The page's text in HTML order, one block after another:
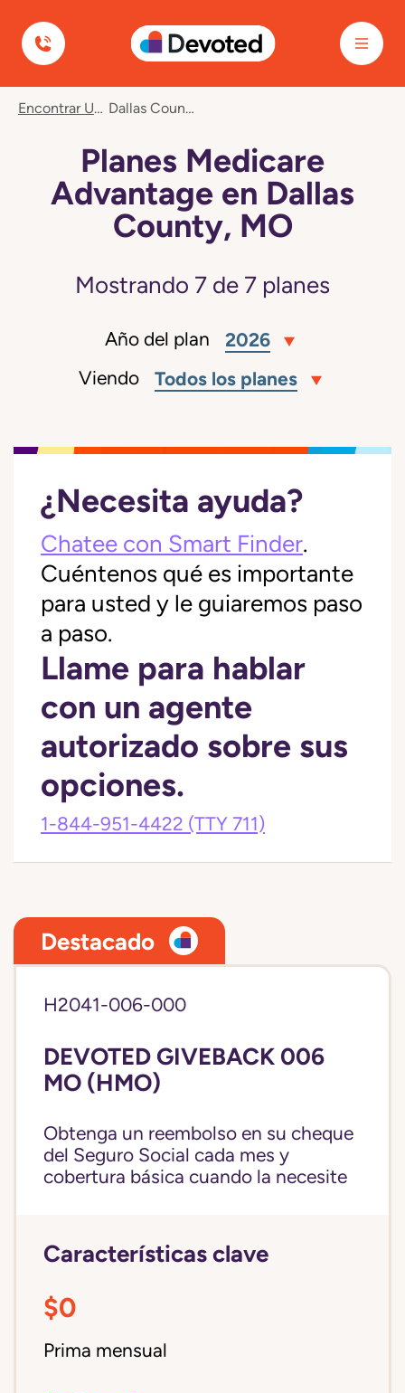
Devoted Health
Encontrar Un Plan Dallas County, MO
Planes Medicare
Advantage en Dallas
County, MO
Mostrando 7 de 7 planes
Año del plan 2026
Viendo Todos los planes
¿Necesita ayuda?
Chatee con Smart Finder.
Cuéntenos qué es importante
para usted y le guiaremos paso
a paso.
Llame para hablar
con un agente
autorizado sobre sus
opciones.
1-844-951-4422 (TTY 711)
Destacado
H2041-006-000
DEVOTED GIVEBACK 006
MO (HMO)
Obtenga un reembolso en su cheque
del Seguro Social cada mes y
cobertura básica cuando la necesite
Características clave
$0
Prima mensual